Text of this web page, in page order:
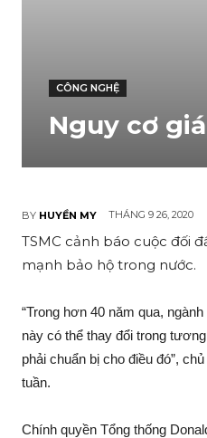
CÔNG NGHỆ
Nguy cơ
BY HUYỀN MY THÁNG 9 26, 2020
TSMC cảnh báo cuộc đối
mạnh bảo hộ trong nước.
“Trong hơn 40 năm qua,
này có thể thay đổi trong
phải chuẩn bị cho điều đó”,
tuần.
Chính quyền Tổng thống